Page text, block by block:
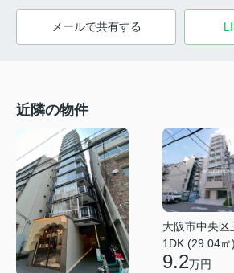
メールで共有する
近隣の物件
大阪市中央区
1DK (29.04㎡)
9.2万円